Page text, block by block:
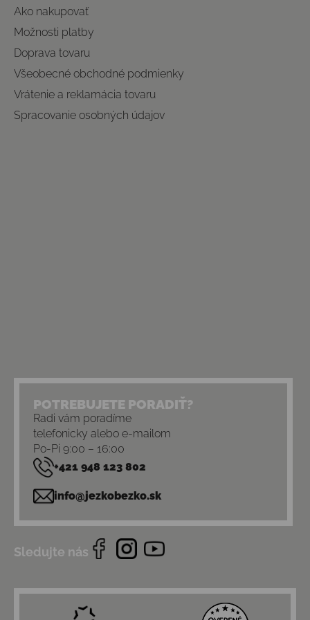
Ako nakupovať
Možnosti platby
Doprava tovaru
Všeobecné obchodné podmienky
Vrátenie a reklamácia tovaru
Spracovanie osobných údajov
POTREBUJETE PORADIŤ?
Radi vám poradíme
telefonicky alebo e-mailom
Po-Pi 9:00 – 16:00
+421 948 123 802
info@jezkobezko.sk
Sledujte nás